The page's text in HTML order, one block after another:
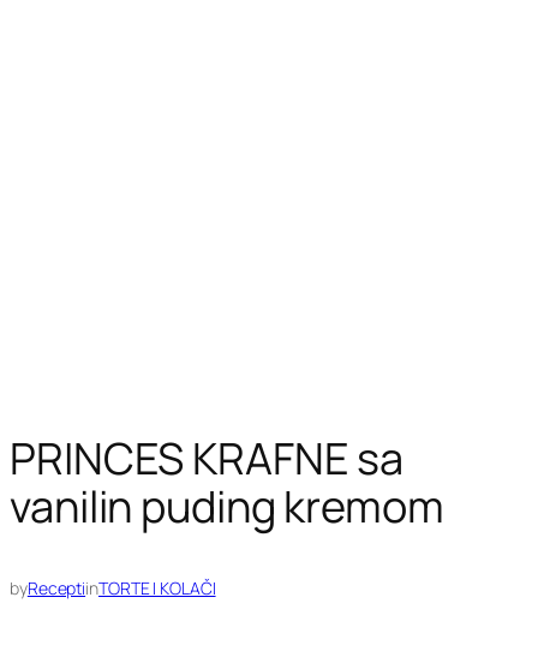
PRINCES KRAFNE sa
vanilin puding kremom
byReceptiinTORTE I KOLAČI